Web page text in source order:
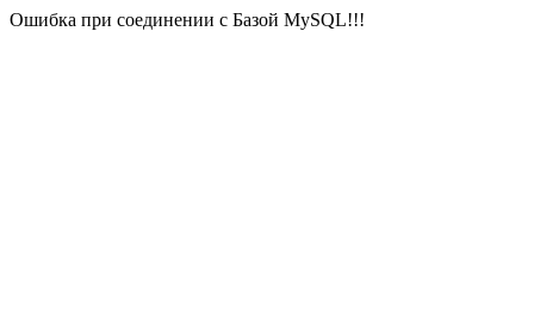
Ошибка при соединении с Базой MySQL!!!